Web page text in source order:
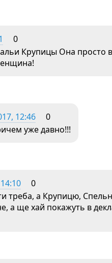
0
Крупицы Она просто
12:46
0
уже давно!!!
0
треба, а Крупицю,
а ще хай покажуть в